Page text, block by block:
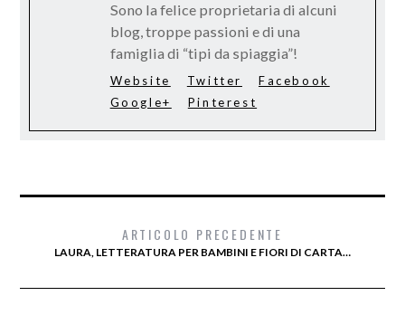
Sono la felice proprietaria di alcuni
blog, troppe passioni e di una
famiglia di “tipi da spiaggia”!
Website Twitter
Facebook
Google+
Pinterest
ARTICOLO PRECEDENTE
LAURA, LETTERATURA PER BAMBINI E FIORI DI CARTA…